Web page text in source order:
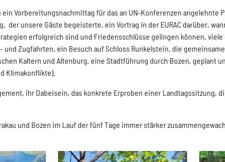
ein Vorbereitungsnachmittag für das an UN-Konferenzen angelehnte
der unsere Gäste begeisterte, ein Vortrag in der EURAC darüber,
erfolgreich sind und Friedensschlüsse gelingen können, viele
und Zugfahrten, ein Besuch auf Schloss Runkelstein, die
Kaltern und Altenburg, eine Stadtführung durch Bozen, geplant
Klimakonflikte).
ihr Dabeisein, das konkrete Erproben einer Landtagssitzung,
und Bozen im Lauf der fünf Tage immer stärker